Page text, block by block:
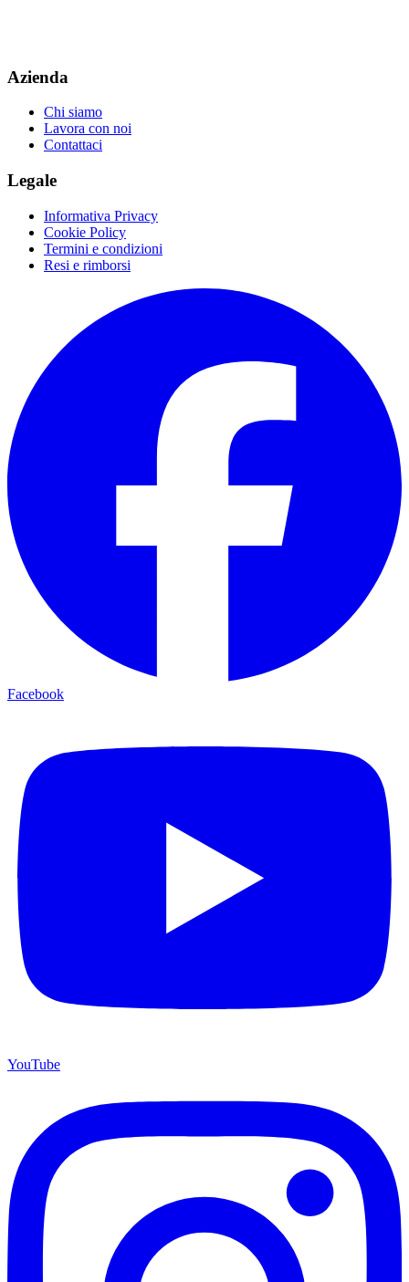
Azienda
Chi siamo
Lavora con noi
Contattaci
Legale
Informativa Privacy
Cookie Policy
Termini e condizioni
Resi e rimborsi
Facebook
YouTube